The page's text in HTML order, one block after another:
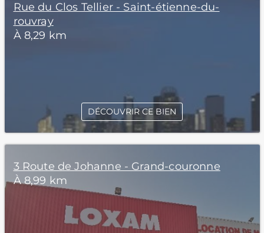
Rue du Clos Tellier - Saint-étienne-du-
rouvray
À 8,29 km
DÉCOUVRIR CE BIEN
3 Route de Johanne - Grand-couronne
À 8,99 km